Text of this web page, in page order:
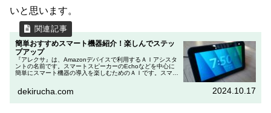
いと思います。
簡単おすすめスマート機器紹介！楽しんでステッ
プアップ
『アレクサ』は、Amazonデバイスで利用するＡＩアシスタ
ントの名前です。スマートスピーカーのEchoなどを中心に
簡単にスマート機器の導入を楽しむためのＡＩです。スマー
dekirucha.com 2024.10.17